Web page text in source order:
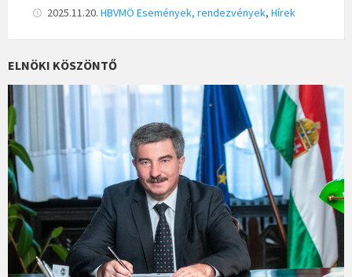
b
o
o
k
ai
l
ar
e
2025.11.20. HBVMÖ Események, rendezvények, Hírek
ELNÖKI KÖSZÖNTŐ